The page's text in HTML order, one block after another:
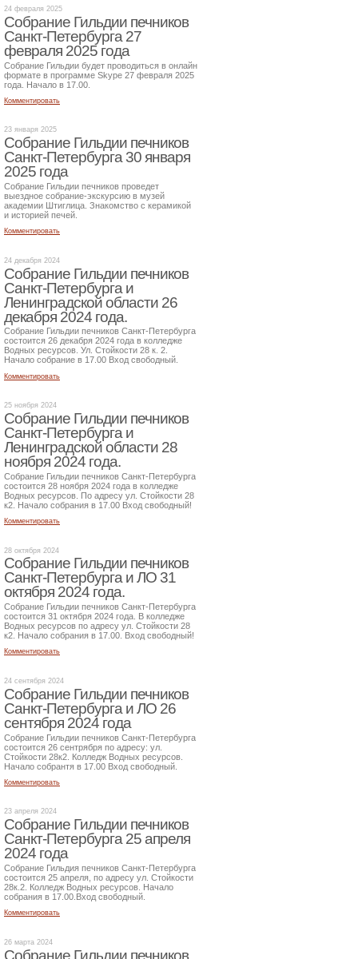
24 февраля 2025
Собрание Гильдии печников
Санкт-Петербурга 27
февраля 2025 года
Собрание Гильдии будет проводиться в онлайн
формате в программе Skype 27 февраля 2025
года. Начало в 17.00.
Комментировать
23 января 2025
Собрание Гильдии печников
Санкт-Петербурга 30 января
2025 года
Собрание Гильдии печников проведет
выездное собрание-экскурсию в музей
академии Штиглица. Знакомство с керамикой
и историей печей.
Комментировать
24 декабря 2024
Собрание Гильдии печников
Санкт-Петербурга и
Ленинградской области 26
декабря 2024 года.
Собрание Гильдии печников Санкт-Петербурга
состоится 26 декабря 2024 года в колледже
Водных ресурсов. Ул. Стойкости 28 к. 2.
Начало собрание в 17.00 Вход свободный.
Комментировать
25 ноября 2024
Собрание Гильдии печников
Санкт-Петербурга и
Ленинградской области 28
ноября 2024 года.
Собрание Гильдии печников Санкт-Петербурга
состоится 28 ноября 2024 года в колледже
Водных ресурсов. По адресу ул. Стойкости 28
к2. Начало собрания в 17.00 Вход свободный!
Комментировать
28 октября 2024
Собрание Гильдии печников
Санкт-Петербурга и ЛО 31
октября 2024 года.
Собрание Гильдии печников Санкт-Петербурга
состоится 31 октября 2024 года. В колледже
Водных ресурсов по адресу ул. Стойкости 28
к2. Начало собрания в 17.00. Вход свободный!
Комментировать
24 сентября 2024
Собрание Гильдии печников
Санкт-Петербурга и ЛО 26
сентября 2024 года
Собрание Гильдии печников Санкт-Петербурга
состоится 26 сентрября по адресу: ул.
Стойкости 28к2. Колледж Водных ресурсов.
Начало собрантя в 17.00 Вход свободный.
Комментировать
23 апреля 2024
Собрание Гильдии печников
Санкт-Петербурга 25 апреля
2024 года
Собрание Гильдия печников Санкт-Петербурга
состоится 25 апреля, по адресу ул. Стойкости
28к.2. Колледж Водных ресурсов. Начало
собрания в 17.00.Вход свободный.
Комментировать
26 марта 2024
Собрание Гильдии печников